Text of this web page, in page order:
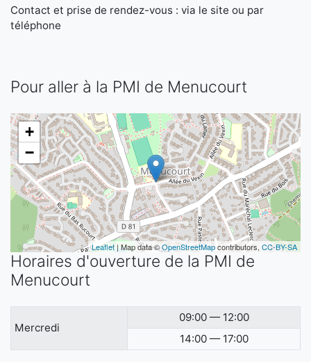
Contact et prise de rendez-vous : via le site ou par
téléphone
Pour aller à la PMI de Menucourt
+
−
Leaflet| Map data ©OpenStreetMapcontributors, CC-BY-SA
Horaires d'ouverture de la PMI de
Menucourt
Mercredi
09:00 — 12:00
14:00 — 17:00